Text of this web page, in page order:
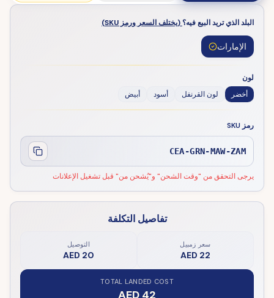
البلد الذي تريد البيع فيه؟ (يختلف السعر ورمز SKU)
الإمارات
لون
أخضر
لون القرنفل أسود أبيض
رمز SKU
CEA-GRN-MAW-ZAM
يرجى التحقق من "وقت الشحن" و"يُشحن من" قبل تشغيل الإعلانات
تفاصيل التكلفة
سعر زمبيل
AED 22
التوصيل
AED 20
TOTAL LANDED COST
AED 42